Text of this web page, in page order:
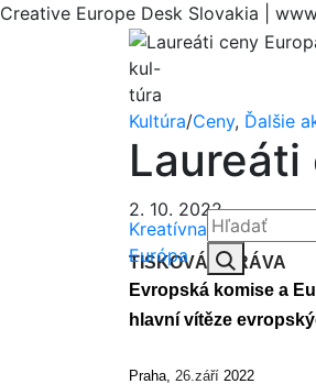
Creative Europe Desk Slovakia |
Kreatívna
Európa
Hľadať:Hľadať
kul-
túra
Kultúra/Ceny, Ďalšie
2. 10. 2022
TISKOVÁ ZPRÁVA
Evropská komise a
hlavní vítěze
Praha 26.září 2022